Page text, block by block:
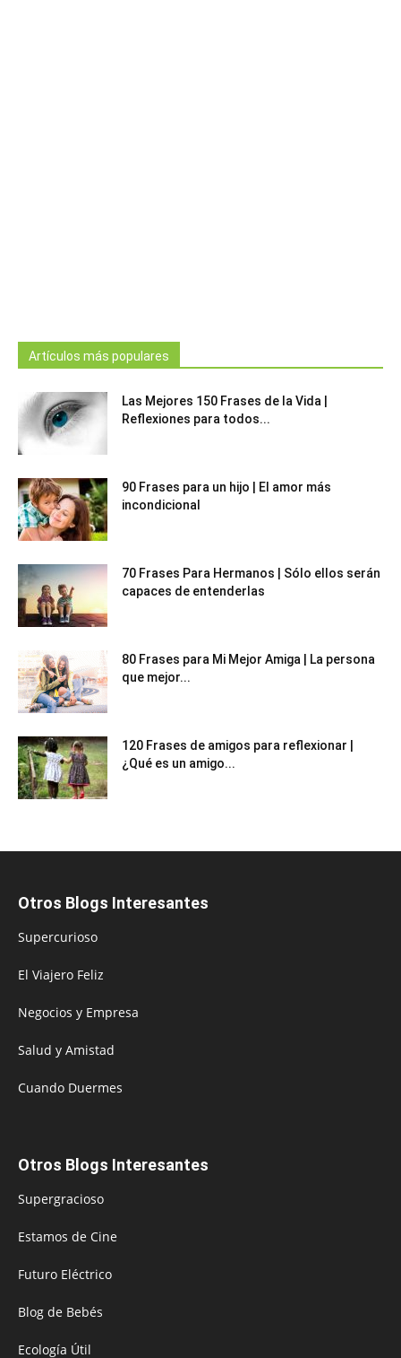
Artículos más populares
Las Mejores 150 Frases de la Vida |
Reflexiones para todos...
90 Frases para un hijo | El amor más
incondicional
70 Frases Para Hermanos | Sólo ellos serán
capaces de entenderlas
80 Frases para Mi Mejor Amiga | La persona
que mejor...
120 Frases de amigos para reflexionar |
¿Qué es un amigo...
Otros Blogs Interesantes
Supercurioso
El Viajero Feliz
Negocios y Empresa
Salud y Amistad
Cuando Duermes
Otros Blogs Interesantes
Supergracioso
Estamos de Cine
Futuro Eléctrico
Blog de Bebés
Ecología Útil